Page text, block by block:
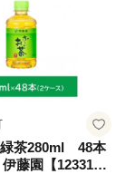
緑茶280ml 48本
藤園【123317